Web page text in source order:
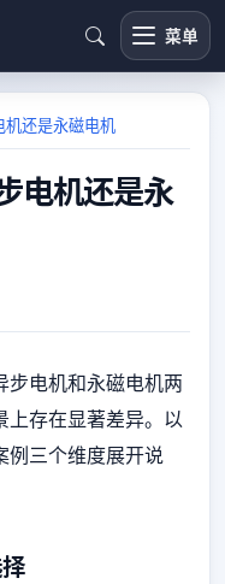
菜单
机还是永磁电机
电机还是永
步电机和永磁电机两
存在显著差异。以
例三个维度展开说